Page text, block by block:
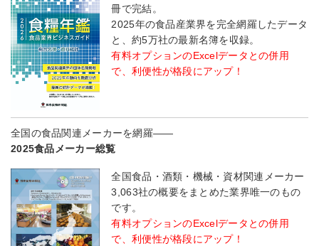
冊で完結。
2025年の食品産業界を完全網羅したデータ
と、約5万社の最新名簿を収録。
有料オプションのExcelデータとの併用
で、利便性が格段にアップ！
全国の食品関連メーカーを網羅――
2025食品メーカー総覧
全国食品・酒類・機械・資材関連メーカー
3,063社の概要をまとめた業界唯一のもの
です。
有料オプションのExcelデータとの併用
で、利便性が格段にアップ！